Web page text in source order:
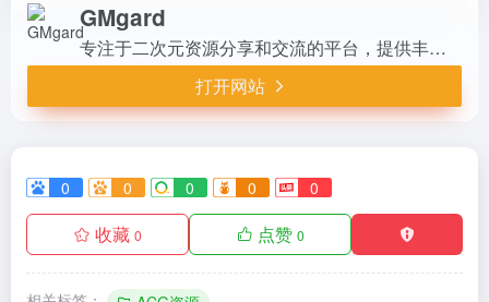
GMgard
专注于二次元资源分享和交流的平台，提供丰富的资源，包括文章、动画、游戏、漫画等。它设有评论区和求物版，用户可以交流心得和寻找资源，是二次元爱好者的理想选择。
打开网站
0 0 0 0 0
收藏 0 点赞 0